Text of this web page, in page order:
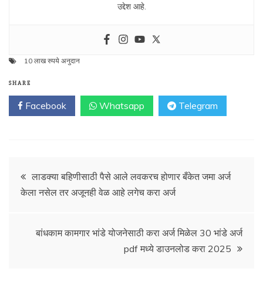
उद्देश आहे.
10 लाख रुपये अनुदान
SHARE
Facebook Whatsapp Telegram
Post
navigation
लाडक्या बहिणीसाठी पैसे आले लवकरच होणार बँकेत जमा अर्ज
केला नसेल तर अजूनही वेळ आहे लगेच करा अर्ज
बांधकाम कामगार भांडे योजनेसाठी करा अर्ज मिळेल 30 भांडे अर्ज
pdf मध्ये डाउनलोड करा 2025